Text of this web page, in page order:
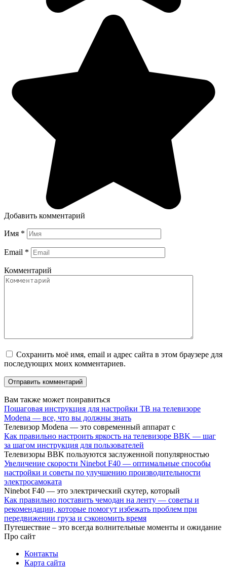
Добавить комментарий
Имя *
Email *
Комментарий
Сохранить моё имя, email и адрес сайта в этом браузере для
последующих моих комментариев.
Вам также может понравиться
Пошаговая инструкция для настройки ТВ на телевизоре
Modena — все, что вы должны знать
Телевизор Modena — это современный аппарат с
Как правильно настроить яркость на телевизоре BBK — шаг
за шагом инструкция для пользователей
Телевизоры BBK пользуются заслуженной популярностью
Увеличение скорости Ninebot F40 — оптимальные способы
настройки и советы по улучшению производительности
электросамоката
Ninebot F40 — это электрический скутер, который
Как правильно поставить чемодан на ленту — советы и
рекомендации, которые помогут избежать проблем при
передвижении груза и сэкономить время
Путешествие – это всегда волнительные моменты и ожидание
Про сайт
Контакты
Карта сайта